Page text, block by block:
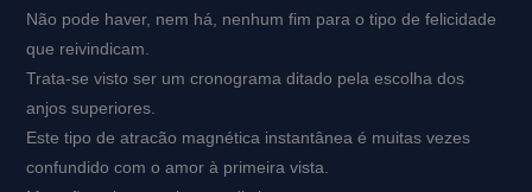
Não pode haver, nem há, nenhum fim para o tipo de felicidade
que reivindicam.
Trata-se visto ser um cronograma ditado pela escolha dos
anjos superiores.
Este tipo de atracão magnética instantânea é muitas vezes
confundido com o amor à primeira vista.